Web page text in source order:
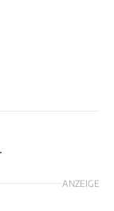
ANZEIGE